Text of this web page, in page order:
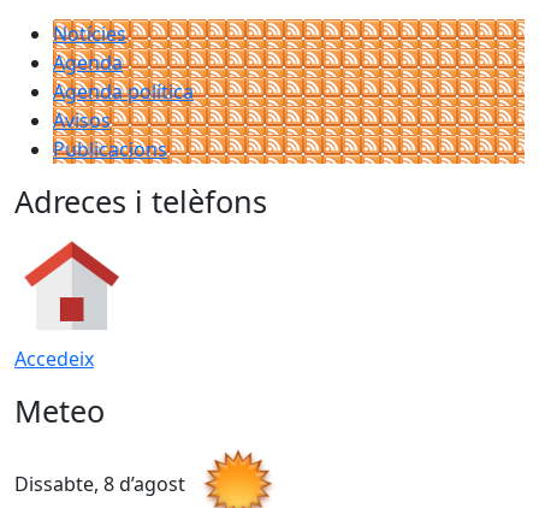
Notícies
Agenda
Agenda política
Avisos
Publicacions
Adreces i telèfons
Accedeix
Meteo
Dissabte, 8 d’agost